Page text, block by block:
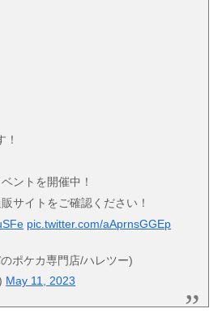
！
ントを開催中！
サイトをご確認ください！
pic.twitter.com/aAprnsGGEp
ポケカ専門店/ハレツー)
May 11, 2023